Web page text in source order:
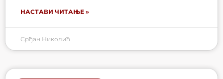
НАСТАВИ ЧИТАЊЕ »
Срђан Николић